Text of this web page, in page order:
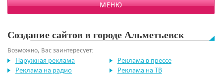
МЕНЮ
Создание сайтов в городе Альметьевск
Возможно, Вас заинтересует:
Наружная реклама
Реклама на радио
Реклама в прессе
Реклама на ТВ